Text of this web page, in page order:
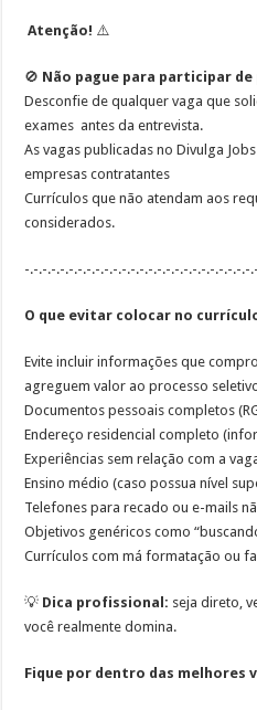
Atenção! ⚠️
🚫 Não pague para participar
Desconfie de qualquer vaga que
exames antes da entrevista.
As vagas publicadas no Divulga
empresas contratantes
Currículos que não atendam aos
considerados.
-.-.-.-.-.-.-.-.-.-.-.-.-.-.-.-.-.-.-.-.-.-.-.-.-.-
O que evitar colocar no
Evite incluir informações que
agreguem valor ao processo
Documentos pessoais completos
Endereço residencial completo
Experiências sem relação com a
Ensino médio (caso possua nível
Telefones para recado ou e-mails
Objetivos genéricos como
Currículos com má formatação ou
💡 Dica profissional: seja direto,
você realmente domina.
Fique por dentro das melhores